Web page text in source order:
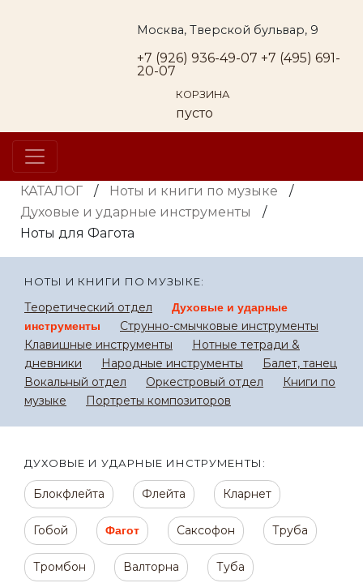
Москва, Тверской бульвар, 9
+7 (926) 936-49-07 +7 (495) 691-
20-07
КОРЗИНА
пусто
КАТАЛОГ / Ноты и книги по музыке
/
Духовые и ударные инструменты
/
Ноты для Фагота
НОТЫ И КНИГИ ПО МУЗЫКЕ:
Теоретический отдел
Духовые и ударные
инструменты
Струнно-смычковые инструменты
Клавишные инструменты
Нотные тетради &
дневники
Народные инструменты
Балет, танец
Вокальный отдел
Оркестровый отдел
Книги по
музыке
Портреты композиторов
ДУХОВЫЕ И УДАРНЫЕ ИНСТРУМЕНТЫ:
Блокфлейта Флейта Кларнет
Гобой Фагот Саксофон Труба
Тромбон Валторна Туба